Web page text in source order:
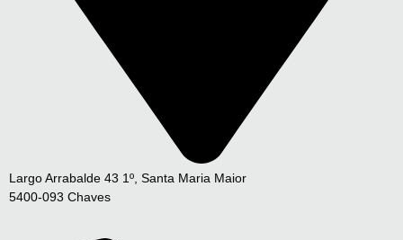
Largo Arrabalde 43 1º, Santa Maria Maior
5400-093 Chaves